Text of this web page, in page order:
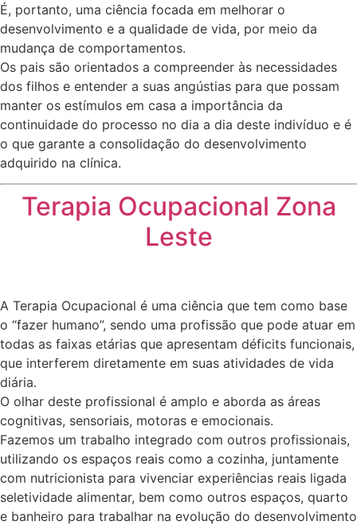
É, portanto, uma ciência focada em melhorar o
desenvolvimento e a qualidade de vida, por meio da
mudança de comportamentos.
Os pais são orientados a compreender às necessidades
dos filhos e entender a suas angústias para que possam
manter os estímulos em casa a importância da
continuidade do processo no dia a dia deste indivíduo e é
o que garante a consolidação do desenvolvimento
adquirido na clínica.
Terapia Ocupacional Zona
Leste
A Terapia Ocupacional é uma ciência que tem como base
o “fazer humano”, sendo uma profissão que pode atuar em
todas as faixas etárias que apresentam déficits funcionais,
que interferem diretamente em suas atividades de vida
diária.
O olhar deste profissional é amplo e aborda as áreas
cognitivas, sensoriais, motoras e emocionais.
Fazemos um trabalho integrado com outros profissionais,
utilizando os espaços reais como a cozinha, juntamente
com nutricionista para vivenciar experiências reais ligada
seletividade alimentar, bem como outros espaços, quarto
e banheiro para trabalhar na evolução do desenvolvimento